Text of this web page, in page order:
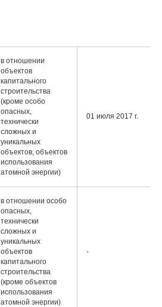
в отношении
объектов
капитального
строительства
(кроме особо
опасных,
технически
сложных и
уникальных
объектов, объектов
использования
атомной энергии)
01 июля 2017 г.
в отношении особо
опасных,
технически
сложных и
уникальных
объектов
капитального
строительства
(кроме объектов
использования
атомной энергии)
-